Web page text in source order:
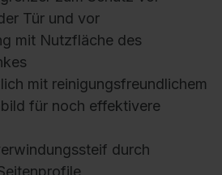
Tür und vor
mit Nutzfläche des
mit reinigungsfreundlichem
für noch effektivere
durch